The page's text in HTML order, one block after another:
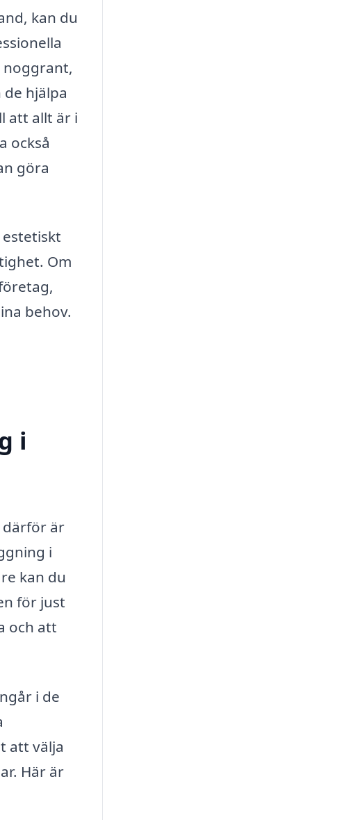
kan du
hjälpa
att allt är i
också
göra
Om
behov.
i
därför är
i
kan du
för just
och att
i de
att välja
Här är